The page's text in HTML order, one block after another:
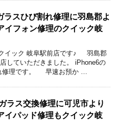
ラスひび割れ修理に羽島郡よ
イフォン修理のクイック岐
イック 岐阜駅前店です♪ 羽島郡
していただきました。 iPhone6の
修理です。 早速お預か …
ラス交換修理に可児市より
イパッド修理もクイック岐